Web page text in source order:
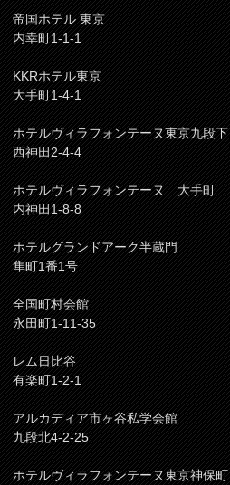
帝国ホテル 東京
内幸町1-1-1
KKRホテル東京
大手町1-4-1
ホテルヴィラフォンテーヌ東京九段下
西神田2-4-4
ホテルヴィラフォンテーヌ 大手町
内神田1-8-8
ホテルグランドアーク半蔵門
隼町1番1号
全国町村会館
永田町1-11-35
レム日比谷
有楽町1-2-1
アルカディア市ヶ谷私学会館
九段北4-2-25
ホテルヴィラフォンテーヌ東京神保町